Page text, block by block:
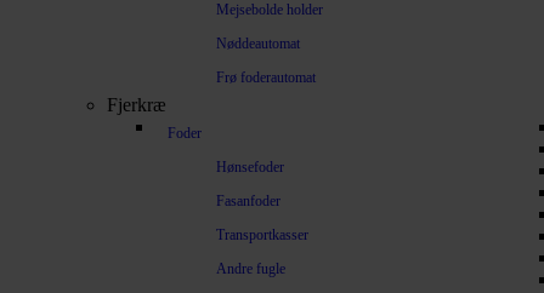
Mejsebolde holder
Nøddeautomat
Frø foderautomat
Fjerkræ
Foder
Hønsefoder
Fasanfoder
Transportkasser
Andre fugle